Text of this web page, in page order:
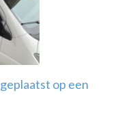
op een